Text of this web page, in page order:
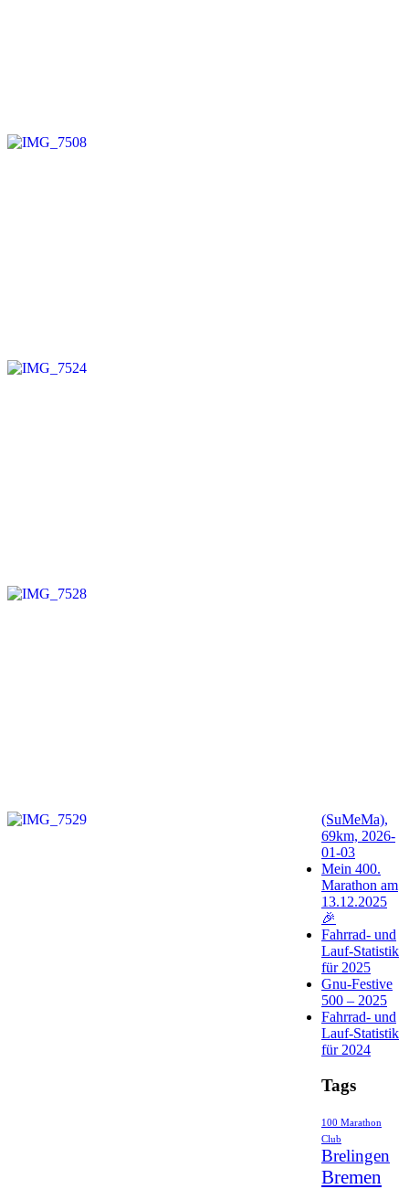
(SuMeMa),
69km, 2026-
01-03
Mein 400.
Marathon am
13.12.2025
🎉
Fahrrad- und
Lauf-Statistik
für 2025
Gnu-Festive
500 – 2025
Fahrrad- und
Lauf-Statistik
für 2024
Tags
100 Marathon
Club
Brelingen
Bremen